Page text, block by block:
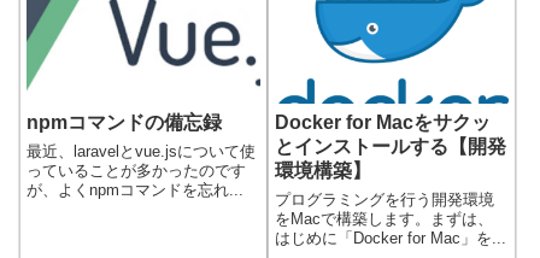
npmコマンドの備忘録
最近、laravelとvue.jsについて使
っていることが多かったのです
が、よくnpmコマンドを忘れ...
Docker for Macをサクッ
とインストールする【開発
環境構築】
プログラミングを行う開発環境
をMacで構築します。まずは、
はじめに「Docker for Mac」を...